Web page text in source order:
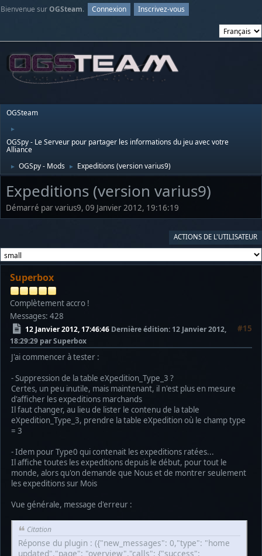
Bienvenue surOGSteam. Connexion Inscrivez-vous
OGSteam
►
OGSpy - Le Serveur pour partager les informations du jeu avec votre
Alliance
► OGSpy - Mods ► Expeditions (version varius9)
Expeditions (version varius9)
Démarré par varius9, 09 Janvier 2012, 19:16:19
ACTIONS DE L'UTILISATEUR
Superbox
Complètement accro !
Messages: 428
12 Janvier 2012, 17:46:46 #15
Dernière édition: 12 Janvier 2012,
18:29:29 par Superbox
J'ai commencer à tester :
- Suppression de la table eXpedition_Type_3 ?
Certes, un peu inutile, mais maintenant, il n'est plus en mesure
d'afficher les expeditions marchands
Il faut changer, au lieu de lister le contenu de la table
eXpedition_Type_3, prendre la table eXpedition où le champ type
= 3
- Idem pour Type0 qui contenait les expeditions ratées...
Il affiche toutes les expeditions depuis le début, pour tout le
monde, alors qu'on demande que Nous et de montrer seulement
les expeditions sur Mois
Vue générale, message d'erreur :
Citation
Réponse du plugin : ({"new_messages": 0,"type": "home
updated","page": "overview","calls": {"success":